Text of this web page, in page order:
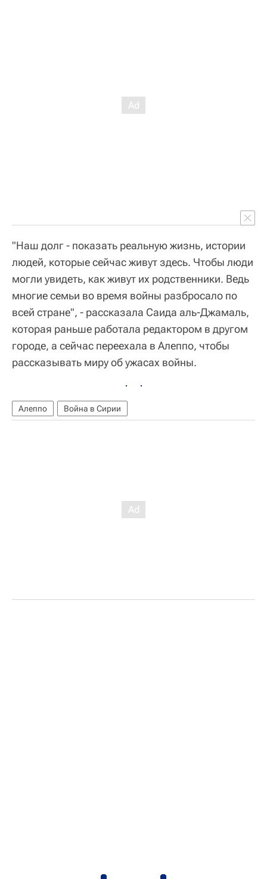
"Наш долг - показать реальную жизнь, истории
людей, которые сейчас живут здесь. Чтобы люди
могли увидеть, как живут их родственники. Ведь
многие семьи во время войны разбросало по
всей стране", - рассказала Саида аль-Джамаль,
которая раньше работала редактором в другом
городе, а сейчас переехала в Алеппо, чтобы
рассказывать миру об ужасах войны.
Алеппо Война в Сирии